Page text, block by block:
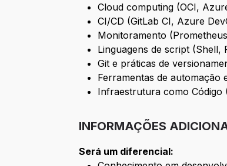
Cloud computing (OCI,
CI/CD (GitLab CI, Azure
Monitoramento
Linguagens de script (Shell,
Git e práticas de
Ferramentas de automação
Infraestrutura como Código
INFORMAÇÕES
Será um diferencial: